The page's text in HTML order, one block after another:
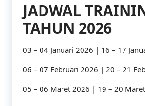
JADWAL
TAHUN 2026
03 – 04 Januari 2026 | 16 – 17
06 – 07 Februari 2026 | 20 – 21
05 – 06 Maret 2026 | 19 – 20